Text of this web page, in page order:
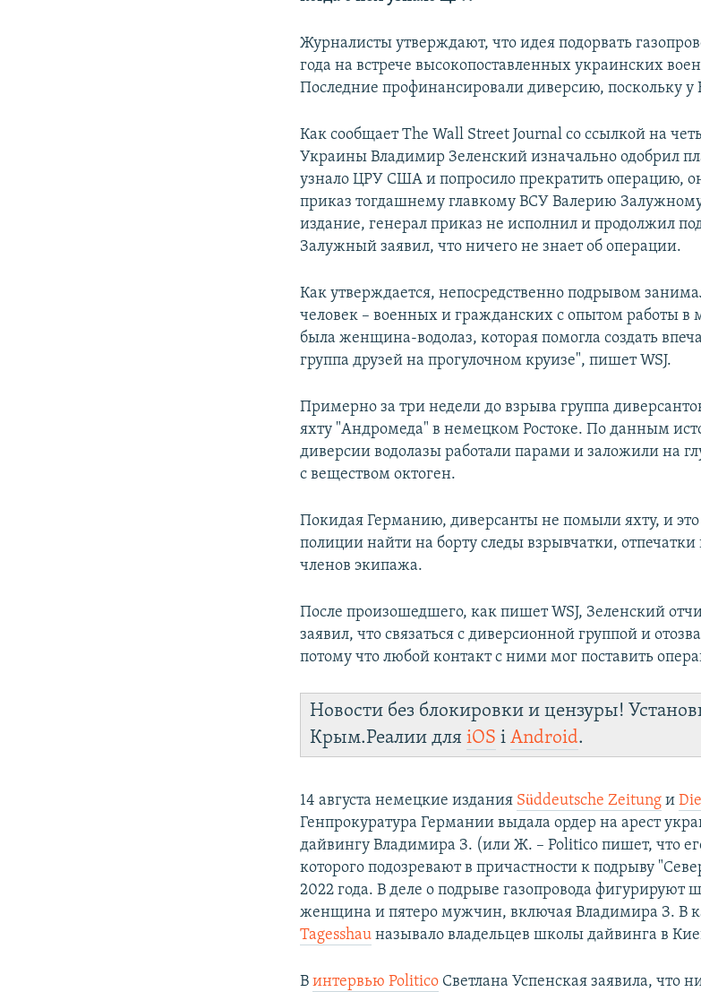
Журналисты утверждают, что идея подорвать
года на встрече высокопоставленных украинских
Последние профинансировали диверсию, поскольку у
Как сообщает The Wall Street Journal со ссылкой на
Украины Владимир Зеленский изначально одобрил
узнало ЦРУ США и попросило прекратить операцию,
приказ тогдашнему главкому ВСУ Валерию
издание, генерал приказ не исполнил и продолжил
Залужный заявил, что ничего не знает об операции.
Как утверждается, непосредственно подрывом
человек – военных и гражданских с опытом работы в
была женщина-водолаз, которая помогла создать
группа друзей на прогулочном круизе", пишет WSJ.
Примерно за три недели до взрыва группа
яхту "Андромеда" в немецком Ростоке. По данным
диверсии водолазы работали парами и заложили на
с веществом октоген.
Покидая Германию, диверсанты не помыли яхту, и
полиции найти на борту следы взрывчатки,
членов экипажа.
После произошедшего, как пишет WSJ, Зеленский
заявил, что связаться с диверсионной группой и
потому что любой контакт с ними мог поставить
Новости без блокировки и цензуры!
Крым.Реалии дляiOS іAndroid.
14 августа немецкие издания Süddeutsche Zeitung и
Генпрокуратура Германии выдала ордер на арест
дайвингу Владимира З. (или Ж. – Politico пишет, что
которого подозревают в причастности к подрыву
2022 года. В деле о подрыве газопровода фигурируют
женщина и пятеро мужчин, включая Владимира З. В
Tagesshau называло владельцев школы дайвинга в
Винтервью Politico Светлана Успенская заявила, что